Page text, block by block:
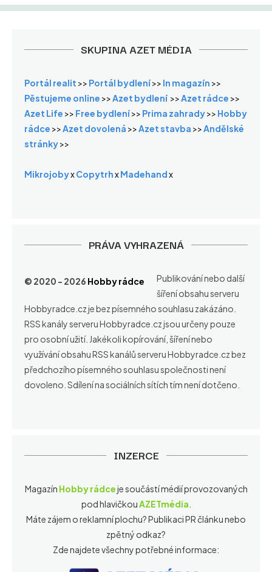
SKUPINA AZET MÉDIA
Portál realit >> Portál bydlení>> In magazín >>
Pěstujeme online >>Azet bydlení >>Azet rádce >>
Azet Life >> Free bydlení>> Prima zahrady>> Hobby
rádce >>Azet dovolená >>Azet stavba >>Andělské
stránky>>
MikrojobyxCopytrhxMadehandx
INZERCE
Magazín Hobby rádceje součástí médií provozovaných
pod hlavičkouAZETmédia
Máte zájem o reklamní plochu? Publikaci PR článku nebo
zpětný odkaz?
Zde najdete všechny potřebné informace:
PRÁVA VYHRAZENÁ
© 2020 - 2026 Hobby rádce
Publikování nebo další
šíření obsahu serveru
Hobbyradce.cz je bez písemného souhlasu zakázáno.
RSS kanály serveru Hobbyradce.cz jsou určeny pouze
pro osobní užití. Jakékoli kopírování, šíření nebo
využívání obsahu RSS kanálů serveru Hobbyradce.cz bez
předchozího písemného souhlasu společnosti není
dovoleno. Sdílení na sociálních sítích tím není dotčeno.